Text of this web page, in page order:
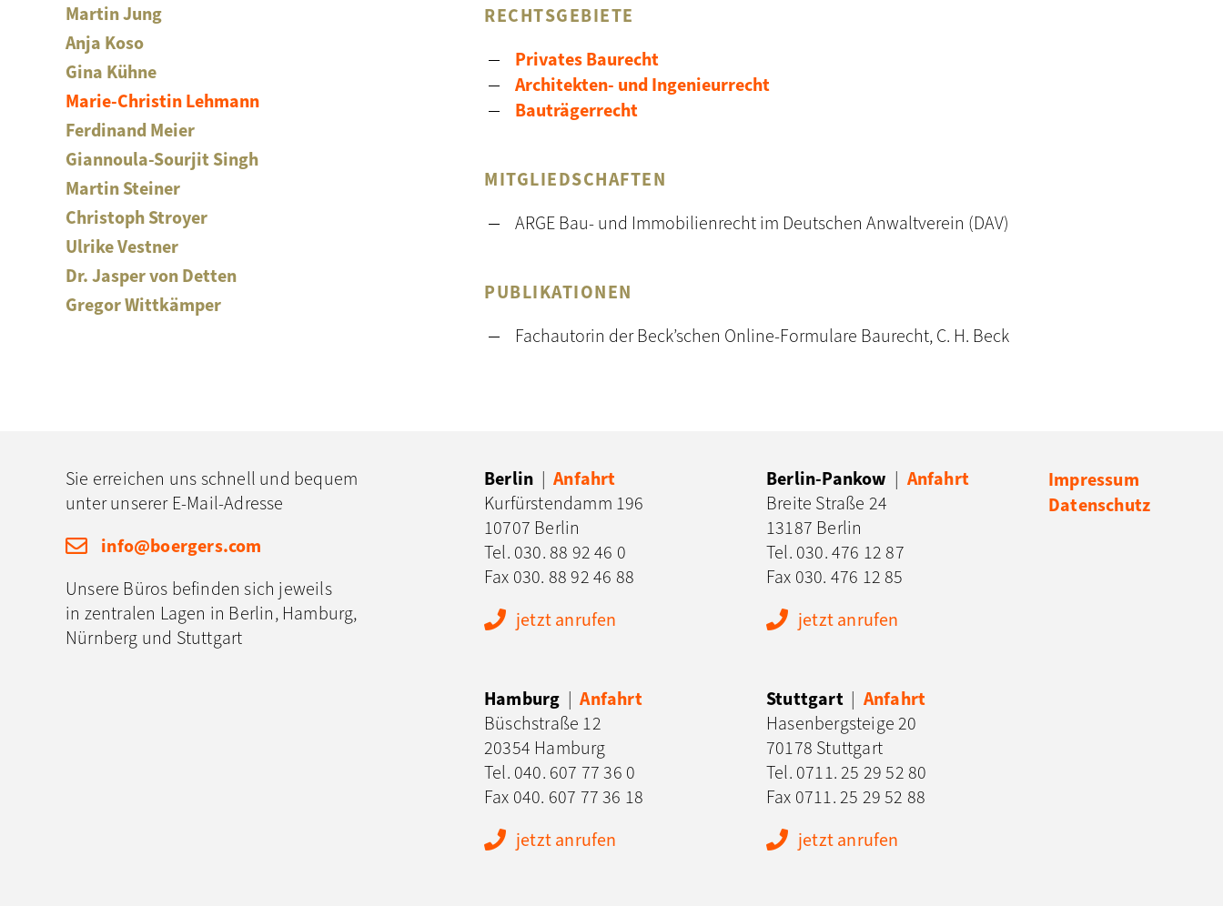
Martin Jung
Anja Koso
Gina Kühne
Marie-Christin Lehmann
Ferdinand Meier
Giannoula-Sourjit Singh
Martin Steiner
Christoph Stroyer
Ulrike Vestner
Dr. Jasper von Detten
Gregor Wittkämper
RECHTSGEBIETE
Privates Baurecht
Architekten- und Ingenieurrecht
Bauträgerrecht
MITGLIEDSCHAFTEN
ARGE Bau- und Immobilienrecht im Deutschen Anwaltverein (DAV)
PUBLIKATIONEN
Fachautorin der Beck’schen Online-Formulare Baurecht, C. H. Beck
Sie erreichen uns schnell und bequem
unter unserer E-Mail-Adresse
info@boergers.com
Unsere Büros befinden sich jeweils
in zentralen Lagen in Berlin, Hamburg,
Nürnberg und Stuttgart
Berlin |Anfahrt
Kurfürstendamm 196
10707 Berlin
Tel. 030. 88 92 46 0
Fax 030. 88 92 46 88
jetzt anrufen
Berlin-Pankow | Anfahrt
Breite Straße 24
13187 Berlin
Tel. 030. 476 12 87
Fax 030. 476 12 85
jetzt anrufen
Hamburg |Anfahrt
Büschstraße 12
20354 Hamburg
Tel. 040. 607 77 36 0
Fax 040. 607 77 36 18
jetzt anrufen
Stuttgart | Anfahrt
Hasenbergsteige 20
70178 Stuttgart
Tel. 0711. 25 29 52 80
Fax 0711. 25 29 52 88
jetzt anrufen
Impressum
Datenschutz